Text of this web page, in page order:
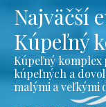
Najväčší
Kúpeľný
Kúpeľný komplex
kúpeľných a
malými a veľkými